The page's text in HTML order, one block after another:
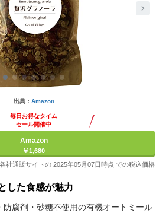
出典： Amazon
毎日お得なタイム
セール開催中
Amazon
￥1,680
社通販サイトの 2025年05月07日時点 での税込価格
した食感が魅力
腐剤・砂糖不使用の有機オートミール